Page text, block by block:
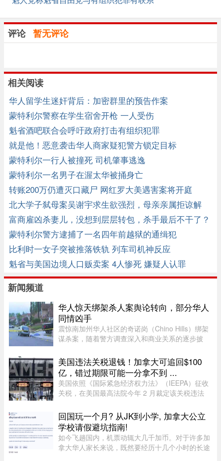
评论 暂无评论
相关阅读
华人留学生迷奸背后：加密群里的预告作案
蒙特利尔警察在学生宿舍开枪 一人受伤
魁省酒吧联合会呼吁政府打击有组织犯罪
就是他！恶意袭击华人商家疑犯警方锁定目标
蒙特利尔一行人被撞死 司机肇事逃逸
蒙特利尔一名男子在渥太华被捅身亡
转账200万仍遭灭口藏尸 网红罗大美遇害案将开庭
北大学子弑母案吴谢宇求生欲强烈，母亲亲属拒谅解
富商雇凶杀妻儿，没想到层层转包，杀手最后不干了？
蒙特利尔警方逮捕了一名四年前越狱的通缉犯
比利时一女子突被推落铁轨 列车司机神反应
魁省与美国边境人口贩卖案 4人惨死 嫌疑人认罪
新闻频道
华人惊天绑架杀人案舆论转向，部分华人
同情凶手
震惊南加州华人社区的奇诺岗（Chino Hills）绑架
谋杀案，随着警方调查深入和商业关系的逐步披
中的舆论风向开始出现微妙变化。部分华人社区成
员开始对已遭警方击毙的 ...
美国违法关税退钱！加拿大可追回$100
亿，错过期限可能一分拿不到 ...
美国依照《国际紧急经济权力法》（IEEPA）征收
关税，在美国最高法院今年 2 月裁定该关税违法
种关税（包括 Section 122、301 和 338 条款）纷
纷出台，令退款进展变得容 ...
回国玩一个月? 从JK到小学, 加拿大公立
学校请假避坑指南!
如今飞趟国内，机票动辄大几千加币。对于许多加
拿大华人家长来说，既然要经历十几个小时的长途